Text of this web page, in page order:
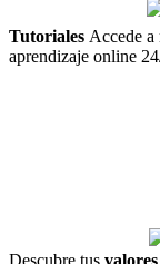
Tutoriales Accede a
aprendizaje online